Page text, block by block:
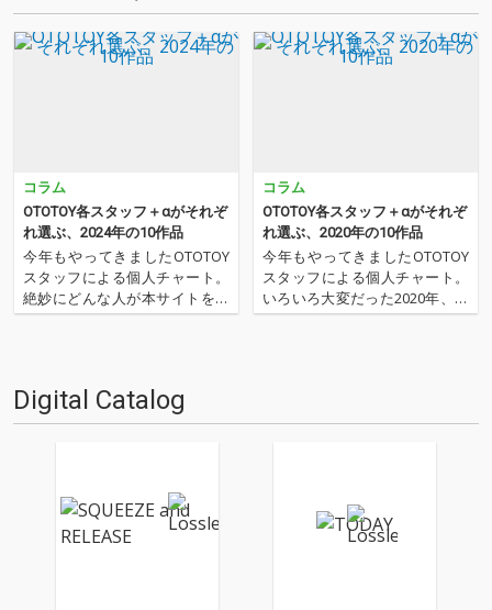
コラム
OTOTOY各スタッフ＋αがそれぞ
れ選ぶ、2024年の10作品
今年もやってきましたOTOTOY
スタッフによる個人チャート。
絶妙にどんな人が本サイトを運
営しているのか？ そんな自己
か？ ということでスタッフ・
チャートをお届けします…
コラム
OTOTOY各スタッフ＋αがそれぞ
れ選ぶ、2020年の10作品
今年もやってきましたOTOTOY
スタッフによる個人チャート。
いろいろ大変だった2020年、な
にを聴いてOTOTOYを作ってい
にも書いてもらいま…
Digital Catalog